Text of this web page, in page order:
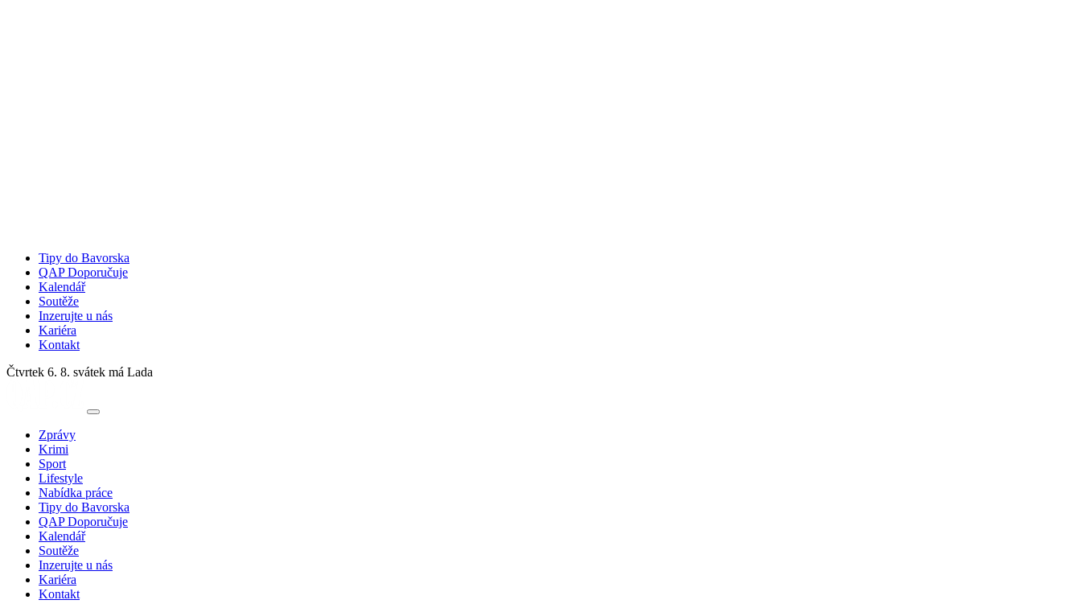
Tipy do Bavorska
QAP Doporučuje
Kalendář
Soutěže
Inzerujte u nás
Kariéra
Kontakt
Čtvrtek 6. 8. svátek má Lada
Zprávy
Krimi
Sport
Lifestyle
Nabídka práce
Tipy do Bavorska
QAP Doporučuje
Kalendář
Soutěže
Inzerujte u nás
Kariéra
Kontakt